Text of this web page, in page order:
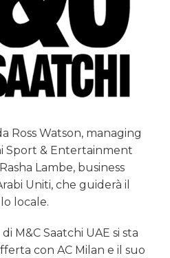
Ross Watson, managing
Sport & Entertainment
Lambe, business
Uniti, che guiderà il
locale.
M&C Saatchi UAE si sta
con AC Milan e il suo